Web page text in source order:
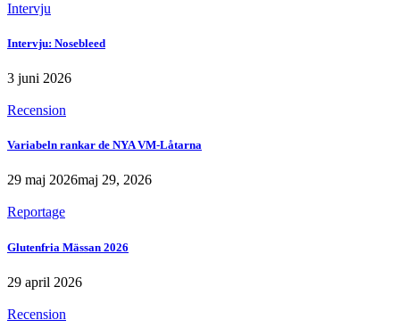
Intervju
Intervju: Nosebleed
3 juni 2026
Recension
Variabeln rankar de NYA VM-Låtarna
29 maj 2026maj 29, 2026
Reportage
Glutenfria Mässan 2026
29 april 2026
Recension